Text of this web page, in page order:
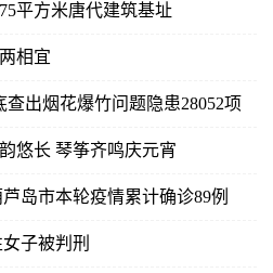
平方米唐代建筑基址
相宜
出烟花爆竹问题隐患28052项
悠长 琴筝齐鸣庆元宵
岛市本轮疫情累计确诊89例
子被判刑